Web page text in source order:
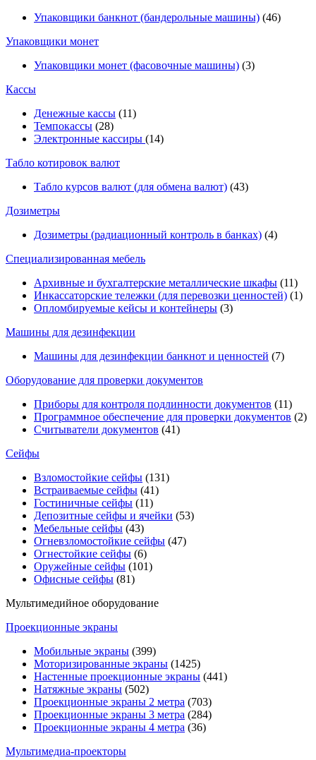
Упаковщики банкнот (бандерольные машины) (46)
Упаковщики монет
Упаковщики монет (фасовочные машины) (3)
Кассы
Денежные кассы (11)
Темпокассы (28)
Электронные кассиры (14)
Табло котировок валют
Табло курсов валют (для обмена валют) (43)
Дозиметры
Дозиметры (радиационный контроль в банках) (4)
Специализированная мебель
Архивные и бухгалтерские металлические шкафы (11)
Инкассаторские тележки (для перевозки ценностей) (1)
Опломбируемые кейсы и контейнеры (3)
Машины для дезинфекции
Машины для дезинфекции банкнот и ценностей (7)
Оборудование для проверки документов
Приборы для контроля подлинности документов (11)
Программное обеспечение для проверки документов (2)
Считыватели документов (41)
Сейфы
Взломостойкие сейфы (131)
Встраиваемые сейфы (41)
Гостиничные сейфы (11)
Депозитные сейфы и ячейки (53)
Мебельные сейфы (43)
Огневзломостойкие сейфы (47)
Огнестойкие сейфы (6)
Оружейные сейфы (101)
Офисные сейфы (81)
Мультимедийное оборудование
Проекционные экраны
Мобильные экраны (399)
Моторизированные экраны (1425)
Настенные проекционные экраны (441)
Натяжные экраны (502)
Проекционные экраны 2 метра (703)
Проекционные экраны 3 метра (284)
Проекционные экраны 4 метра (36)
Мультимедиa-проекторы